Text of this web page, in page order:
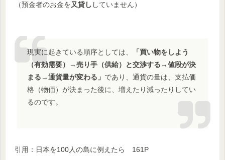
（預金者のお金を又貸し していません）
現実に起きている順序としては、
「買い物をしよう
（有効需要）→売り手（供給）と交渉する→値段が決
まる→通貨量が変わる」 であり、通貨の量は、支払価
格（物価）が決まった後に、増えたり減ったりしてい
るのです。
引用：日本を100人の島に例えたら 161P